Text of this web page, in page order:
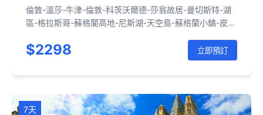
敦上下>
倫敦-溫莎-牛津-倫敦-科茨沃爾德-莎翁故居-曼切斯特-湖
區-格拉斯哥-蘇格蘭高地-尼斯湖-天空島-蘇格蘭小鎮-皮特
$2298 立即預訂
7天